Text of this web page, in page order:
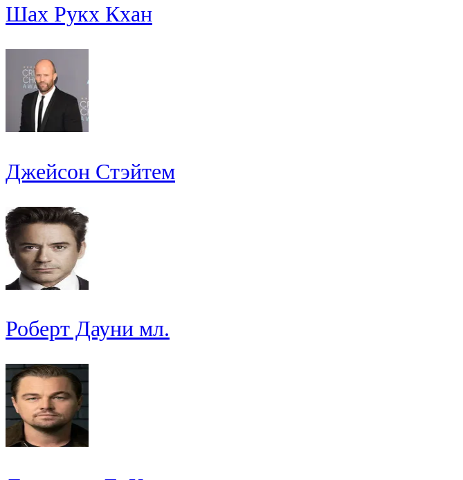
Шах Рукх Кхан
Джейсон Стэйтем
Роберт Дауни мл.